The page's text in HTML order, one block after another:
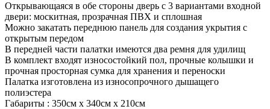
Открывающаяся в обе стороны дверь с 3 вариантами входной
двери: москитная, прозрачная ПВХ и сплошная
Можно закатать переднюю панель для создания укрытия с
открытым передом
В передней части палатки имеются два ремня для удилищ
В комплект входят износостойкий пол, прочные колышки и
прочная просторная сумка для хранения и переноски
Палатка изготовлена из износопрочного дышащего
полиэстера
Габариты : 350см x 340cм x 210см